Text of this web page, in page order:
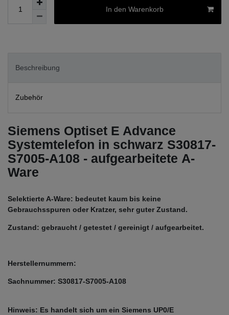
In den Warenkorb
Beschreibung
Zubehör
Siemens Optiset E Advance
Systemtelefon in schwarz S30817-
S7005-A108 - aufgearbeitete A-
Ware
Selektierte A-Ware: bedeutet kaum bis keine
Gebrauchsspuren oder Kratzer, sehr guter Zustand.
Zustand: gebraucht / getestet / gereinigt / aufgearbeitet.
Herstellernummern:
Sachnummer: S30817-S7005-A108
Hinweis: Es handelt sich um ein Siemens UP0/E